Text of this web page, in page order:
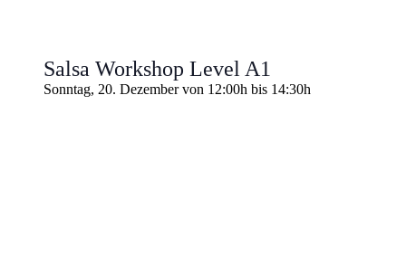
Salsa Workshop Level A1
Sonntag, 20. Dezember von 12:00h bis 14:30h